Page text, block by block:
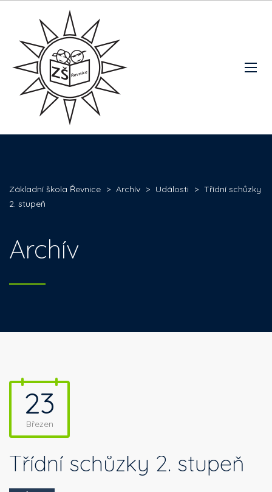
Základní škola Řevnice > Archív > Události > Třídní schůzky
2. stupeň
Archív
23
Březen
Třídní schůzky 2. stupeň